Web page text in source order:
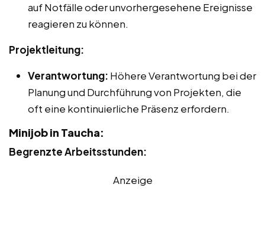
auf Notfälle oder unvorhergesehene Ereignisse
reagieren zu können.
Projektleitung:
Verantwortung: Höhere Verantwortung bei der
Planung und Durchführung von Projekten, die
oft eine kontinuierliche Präsenz erfordern.
Minijob in Taucha:
Begrenzte Arbeitsstunden:
Anzeige